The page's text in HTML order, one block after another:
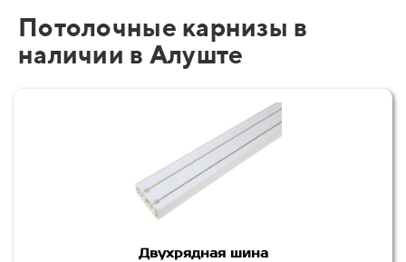
Потолочные карнизы в
наличии в Алуште
Двухрядная шина